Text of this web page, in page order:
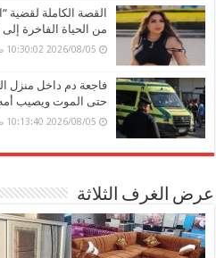
القصة الكاملة لقضية
من الحياة الفاخرة
2026/08/05 10:30:02 صباحًا
فاجعة دم داخل منزل
حتى الموت ويصيب
2026/08/05 10:13:40 صباحًا
عرض الغرف الثلاثة